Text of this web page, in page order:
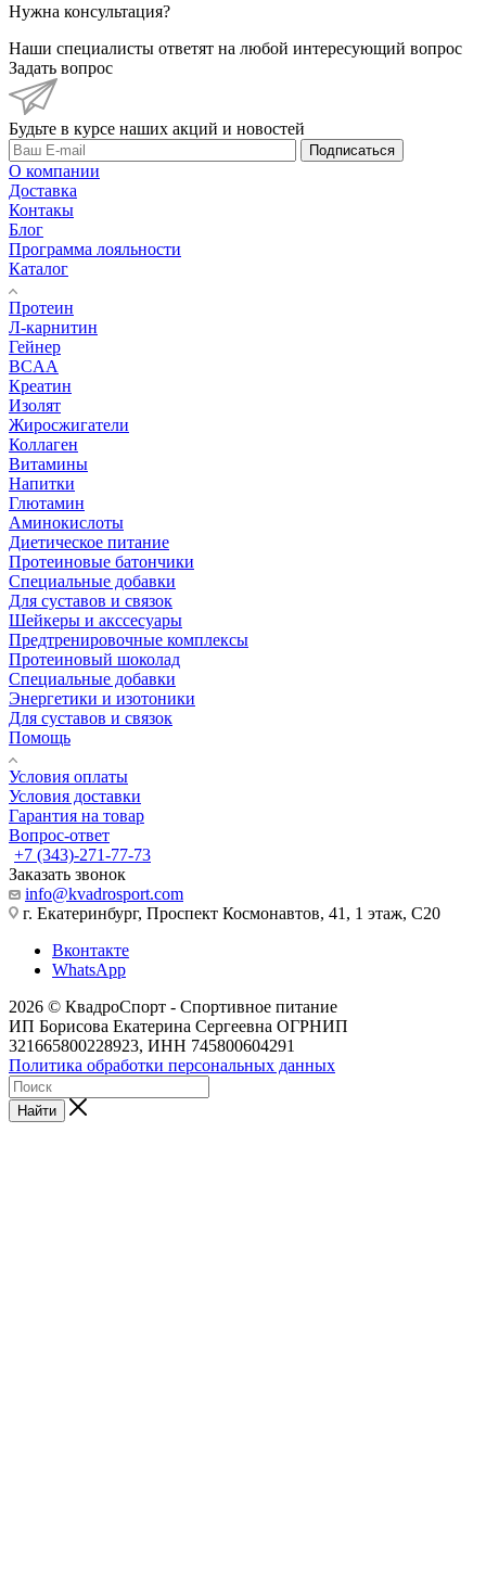
Нужна консультация?
Наши специалисты ответят на любой интересующий вопрос
Задать вопрос
Будьте в курсе наших акций и новостей
Подписаться
О компании
Доставка
Контакы
Блог
Программа лояльности
Каталог
Протеин
Л-карнитин
Гейнер
BCAA
Креатин
Изолят
Жиросжигатели
Коллаген
Витамины
Напитки
Глютамин
Аминокислоты
Диетическое питание
Протеиновые батончики
Специальные добавки
Для суставов и связок
Шейкеры и акссесуары
Предтренировочные комплексы
Протеиновый шоколад
Специальные добавки
Энергетики и изотоники
Для суставов и связок
Помощь
Условия оплаты
Условия доставки
Гарантия на товар
Вопрос-ответ
+7 (343)-271-77-73
Заказать звонок
info@kvadrosport.com
г. Екатеринбург, Проспект Космонавтов, 41, 1 этаж, С20
Вконтакте
WhatsApp
2026 © КвадроСпорт - Спортивное питание
ИП Борисова Екатерина Сергеевна ОГРНИП
321665800228923, ИНН 745800604291
Политика обработки персональных данных
Найти